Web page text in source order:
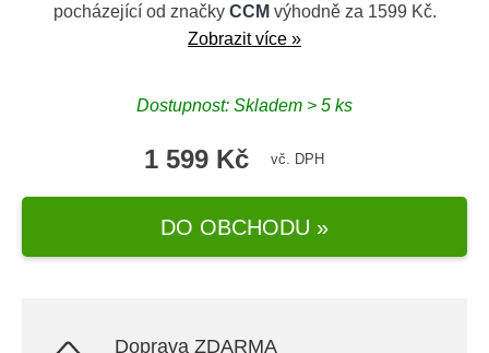
pocházející od značky CCM výhodně za 1599 Kč.
Zobrazit více »
Dostupnost: Skladem > 5 ks
1 599 Kč vč. DPH
DO OBCHODU »
Doprava ZDARMA